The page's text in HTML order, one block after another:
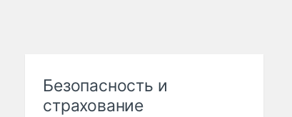
Безопасность и
страхование